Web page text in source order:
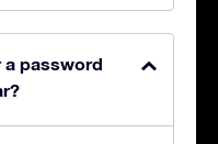
a password